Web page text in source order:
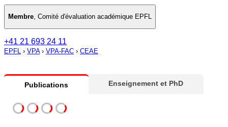
Membre, Comité d'évaluation académique EPFL
+41 21 693 24 11
EPFL › VPA› VPA-FAC › CEAE
Publications Enseignement et PhD